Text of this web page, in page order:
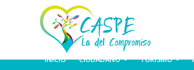
INICIO CIUDADANO TURISMO